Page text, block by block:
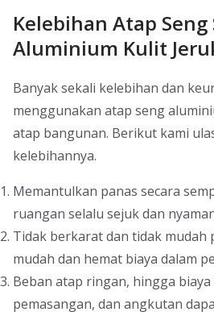
Kelebihan Atap Seng
Aluminium Kulit
Banyak sekali kelebihan dan
menggunakan atap seng
atap bangunan. Berikut kami
kelebihannya.
Memantulkan panas secara
ruangan selalu sejuk dan
Tidak berkarat dan tidak mudah
mudah dan hemat biaya dalam
Beban atap ringan, hingga
pemasangan, dan angkutan